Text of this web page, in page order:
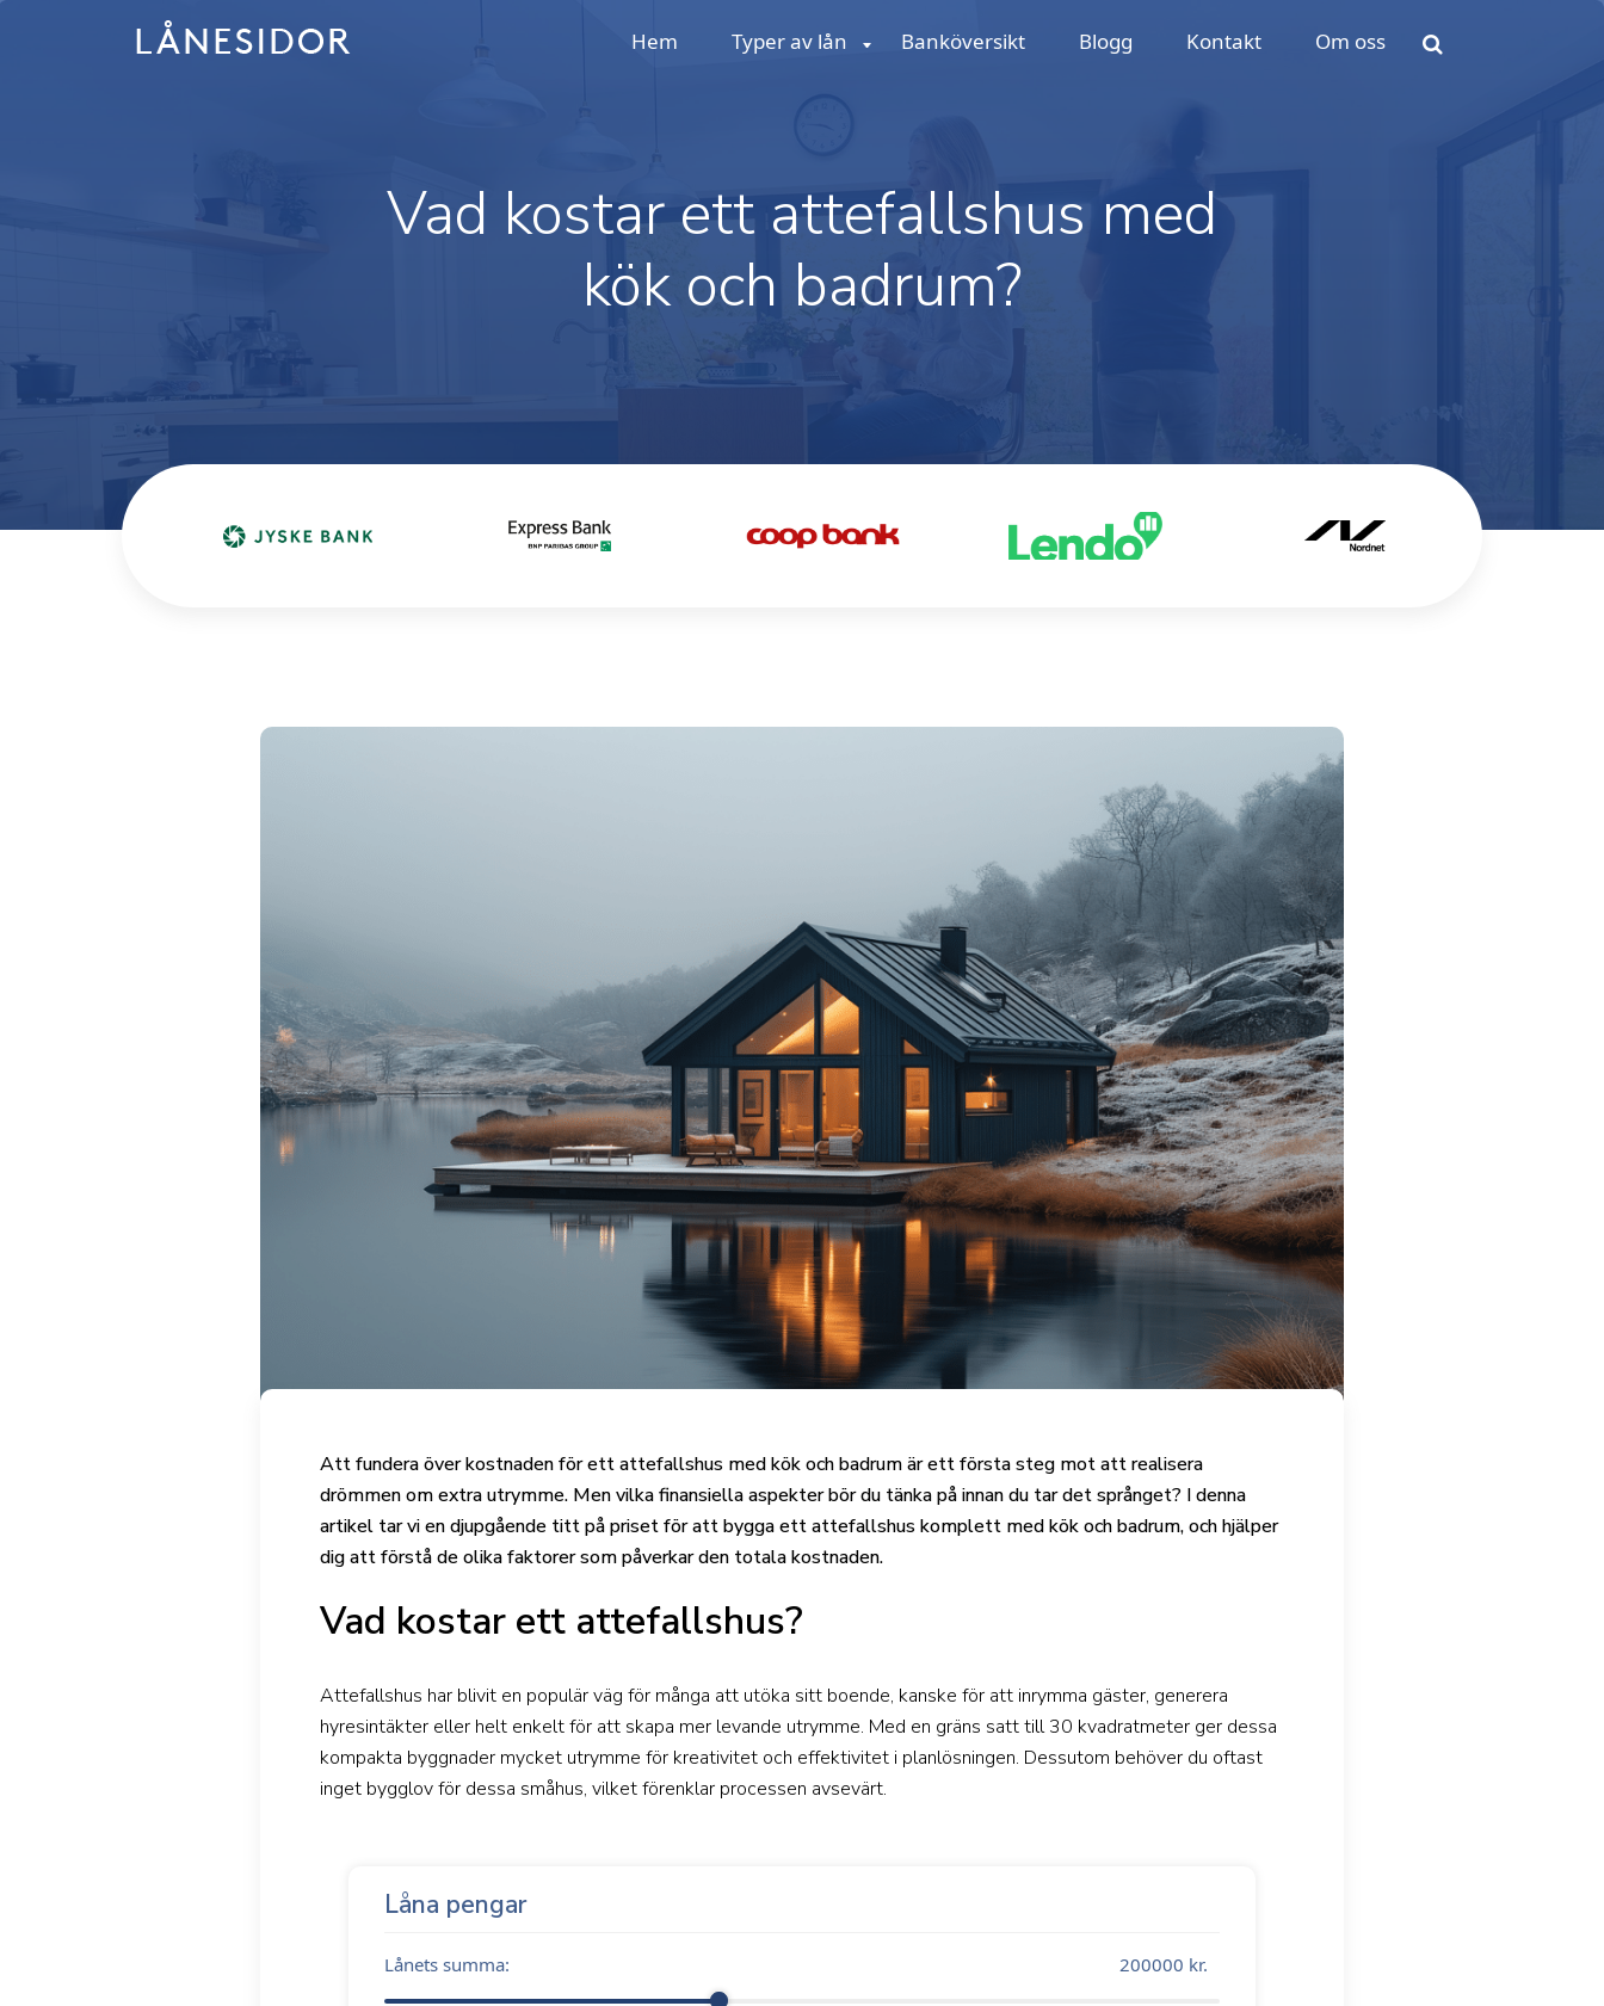
Hem Typer av lån Banköversikt Blogg Kontakt Om oss
Vad kostar ett attefallshus med
kök och badrum?
Att fundera över kostnaden för ett attefallshus med kök och badrum är ett första steg mot att realisera
drömmen om extra utrymme. Men vilka finansiella aspekter bör du tänka på innan du tar det språnget? I denna
artikel tar vi en djupgående titt på priset för att bygga ett attefallshus komplett med kök och badrum, och hjälper
dig att förstå de olika faktorer som påverkar den totala kostnaden.
Vad kostar ett attefallshus?
Attefallshus har blivit en populär väg för många att utöka sitt boende, kanske för att inrymma gäster, generera
hyresintäkter eller helt enkelt för att skapa mer levande utrymme. Med en gräns satt till 30 kvadratmeter ger dessa
kompakta byggnader mycket utrymme för kreativitet och effektivitet i planlösningen. Dessutom behöver du oftast
inget bygglov för dessa småhus, vilket förenklar processen avsevärt.
Låna pengar
Lånets summa: 200000 kr.